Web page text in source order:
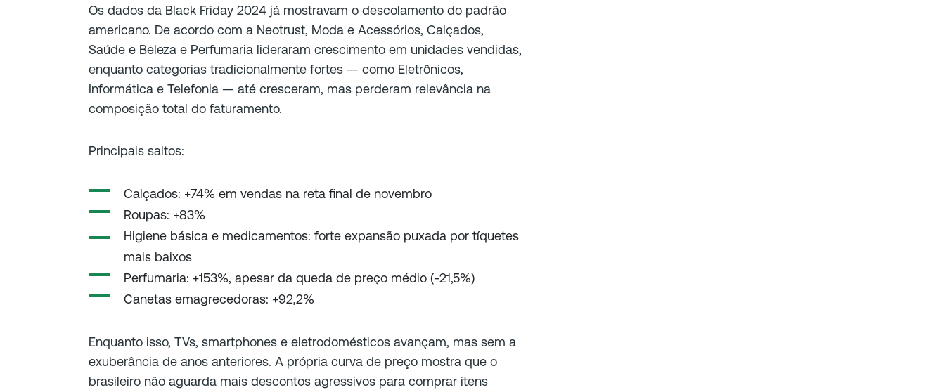
Os dados da Black Friday 2024 já mostravam o descolamento do padrão
americano. De acordo com a Neotrust, Moda e Acessórios, Calçados,
Saúde e Beleza e Perfumaria lideraram crescimento em unidades vendidas,
enquanto categorias tradicionalmente fortes — como Eletrônicos,
Informática e Telefonia — até cresceram, mas perderam relevância na
composição total do faturamento.
Principais saltos:
Calçados: +74% em vendas na reta final de novembro
Roupas: +83%
Higiene básica e medicamentos: forte expansão puxada por tíquetes
mais baixos
Perfumaria: +153%, apesar da queda de preço médio (-21,5%)
Canetas emagrecedoras: +92,2%
Enquanto isso, TVs, smartphones e eletrodomésticos avançam, mas sem a
exuberância de anos anteriores. A própria curva de preço mostra que o
brasileiro não aguarda mais descontos agressivos para comprar itens